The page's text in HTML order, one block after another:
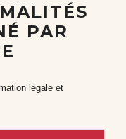
PAR
légale et